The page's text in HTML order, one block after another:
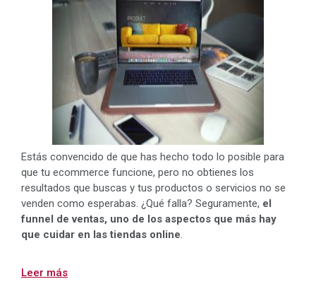
Estás convencido de que has hecho todo lo posible para
que tu ecommerce funcione, pero no obtienes los
resultados que buscas y tus productos o servicios no se
venden como esperabas. ¿Qué falla? Seguramente, el
funnel de ventas, uno de los aspectos que más hay
que cuidar en las tiendas online
Leer más